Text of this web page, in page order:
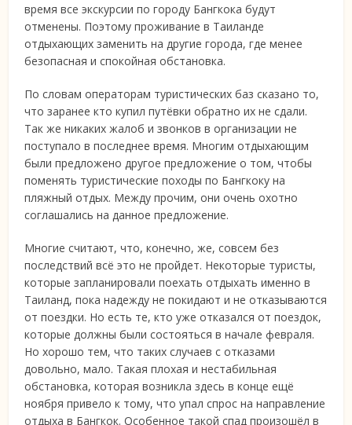
время все экскурсии по городу Бангкока будут
отменены. Поэтому проживание в Таиланде
отдыхающих заменить на другие города, где менее
безопасная и спокойная обстановка.
По словам операторам туристических баз сказано то,
что заранее кто купил путёвки обратно их не сдали.
Так же никаких жалоб и звонков в организации не
поступало в последнее время. Многим отдыхающим
были предложено другое предложение о том, чтобы
поменять туристические походы по Бангкоку на
пляжный отдых. Между прочим, они очень охотно
соглашались на данное предложение.
Многие считают, что, конечно, же, совсем без
последствий всё это не пройдет. Некоторые туристы,
которые запланировали поехать отдыхать именно в
Таиланд, пока надежду не покидают и не отказываются
от поездки. Но есть те, кто уже отказался от поездок,
которые должны были состояться в начале февраля.
Но хорошо тем, что таких случаев с отказами
довольно, мало. Такая плохая и нестабильная
обстановка, которая возникла здесь в конце ещё
ноября привело к тому, что упал спрос на направление
отдыха в Бангкок. Особенное такой спад произошёл в